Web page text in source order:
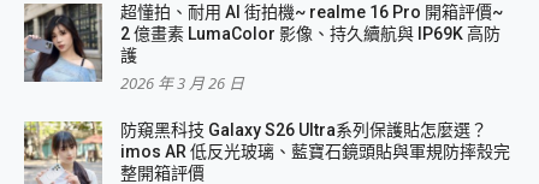
超懂拍、耐用 AI 街拍機~ realme 16 Pro 開箱評價~
2 億畫素 LumaColor 影像、持久續航與 IP69K 高防
護
2026 年 3 月 26 日
防窺黑科技 Galaxy S26 Ultra系列保護貼怎麼選？
imos AR 低反光玻璃、藍寶石鏡頭貼與軍規防摔殼完
整開箱評價